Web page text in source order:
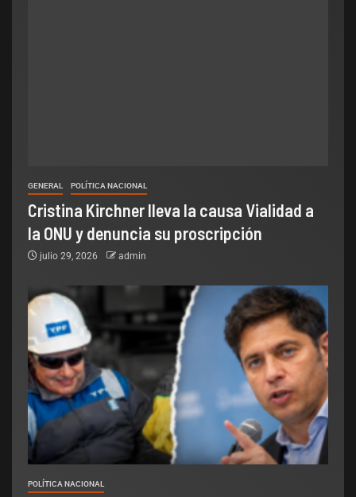
GENERAL POLÍTICA NACIONAL
Cristina Kirchner lleva la causa Vialidad a
la ONU y denuncia su proscripción
julio 29, 2026 admin
POLÍTICA NACIONAL